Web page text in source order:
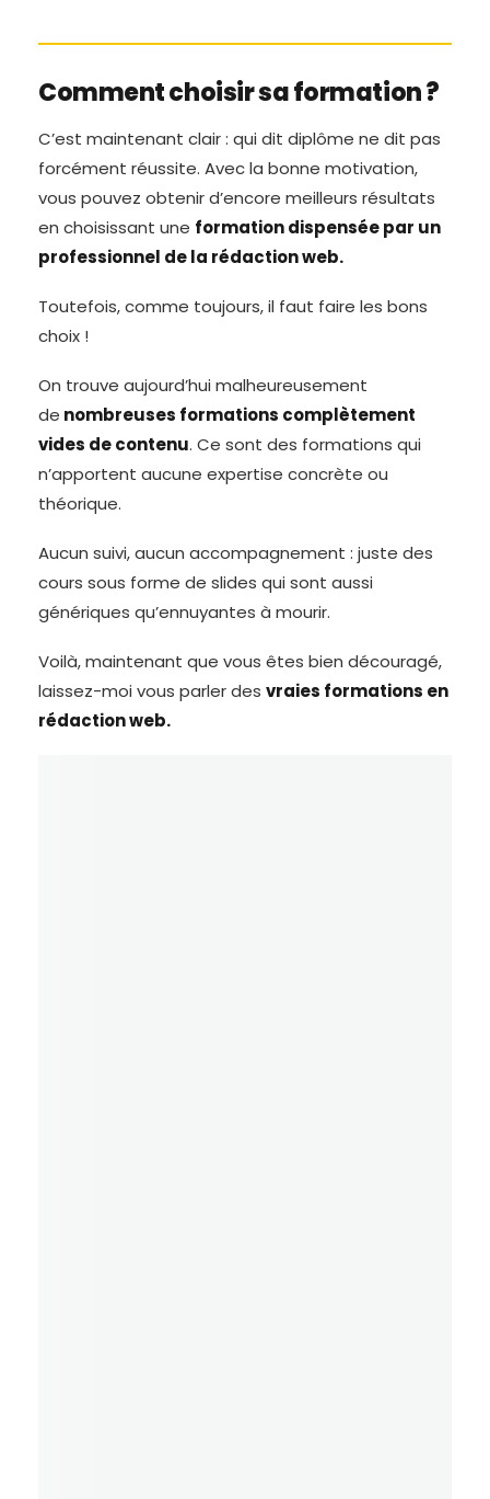
Comment choisir sa formation ?
C’est maintenant clair : qui dit diplôme ne dit pas
forcément réussite. Avec la bonne motivation,
vous pouvez obtenir d’encore meilleurs résultats
en choisissant une formation dispensée par un
professionnel de la rédaction web.
Toutefois, comme toujours, il faut faire les bons
choix !
On trouve aujourd’hui malheureusement
de nombreuses formations complètement
vides de contenu. Ce sont des formations qui
n’apportent aucune expertise concrète ou
théorique.
Aucun suivi, aucun accompagnement : juste des
cours sous forme de slides qui sont aussi
génériques qu’ennuyantes à mourir.
Voilà, maintenant que vous êtes bien découragé,
laissez-moi vous parler des vraies formations en
rédaction web.